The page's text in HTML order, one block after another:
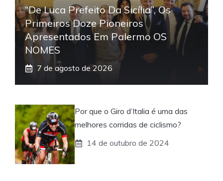
“De Luca Prefeito Da Sicília”, Os
Primeiros Doze Pioneiros
Apresentados Em Palermo OS
NOMES
7 de agosto de 2026
Por que o Giro d’Italia é uma das
melhores corridas de ciclismo?
14 de outubro de 2024